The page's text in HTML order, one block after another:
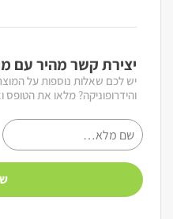
יצירת קשר מהיר עם
יש לכם שאלות נוספות על המוצר?
והידרופוניקה? מלאו את